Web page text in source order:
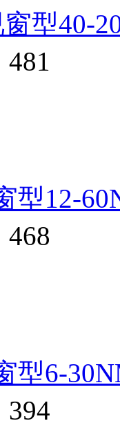
型40-
型12-
型6-
394